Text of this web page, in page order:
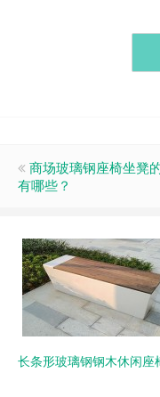
商场玻璃钢座椅坐凳
有哪些？
长条形玻璃钢钢木休闲座